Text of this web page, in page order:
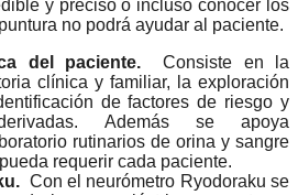
y preciso o incluso conocer los
no podrá ayudar al paciente.
del paciente.Consiste en la
clínica y familiar, la exploración
de factores de riesgo y
Además se apoya
rutinarios de orina y sangre
requerir cada paciente.
Con el neurómetro Ryodoraku se